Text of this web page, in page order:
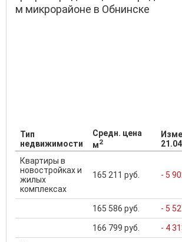
м микрорайоне в Обнинске
Тип
недвижимости
Средн. цена
м2
Квартиры в
новостройках и
жилых
комплексах
165 211 руб. - 5
165 586 руб. - 5
166 799 руб. - 4